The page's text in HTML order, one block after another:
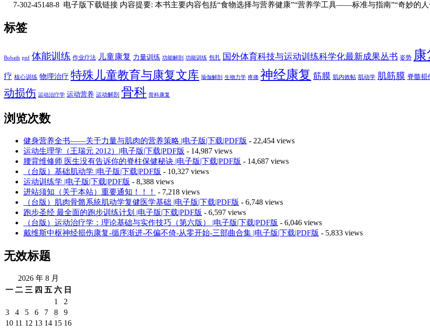
7-302-45148-8 电子版下载链接 内容提要: 本书主要内容包括“食物选择与营养健康”“营养学工具——标准与指南”“奇妙的
标签
Bobath pnf 体能训练 作业疗法 儿童康复 力量训练 功能解剖 功能训练 包扎 国外体育科技与运动训练科学化最新成果丛书 姿势 康
疗 核心训练 物理治疗 特殊儿童教育与康复文库 瑜伽解剖 生物力学 疼痛 神经康复 筋膜 肌内效帖 肌动学 肌筋膜 脊髓损
动损伤 运动治疗学 运动营养 运动解剖 骨科 骨科康复
浏览次数
健身营养全书——关于力量与肌肉的营养策略 |电子版|下载|PDF版 - 22,454 views
运动生理学（王瑞元 2012）|电子版|下载|PDF版 - 14,987 views
腰背维修师 医生没有告诉你的脊柱保健秘诀 |电子版|下载|PDF版 - 14,687 views
（台版）基础肌动学 |电子版|下载|PDF版 - 10,327 views
运动训练学 |电子版|下载|PDF版 - 8,388 views
进站须知（关于本站）重要通知！！！
- 7,218 views
（台版）肌肉骨骼系統肌动学复健医学基础 |电子版|下载|PDF版 - 6,748 views
跑步圣经 最全面的跑步训练计划 |电子版|下载|PDF版 - 6,597 views
（台版）运动治疗学：理论基础与实作技巧（第六版） |电子版|下载|PDF版 - 6,046 views
戴维斯中枢神经损伤康复-循序渐进-不偏不倚-从零开始-三部曲合集 |电子版|下载|PDF版 - 5,833 views
无效标题
2026 年 8 月
一 二 三 四 五 六 日
1
2
3
4 5 6 7 8
9
10 11 12 13 14 15 16